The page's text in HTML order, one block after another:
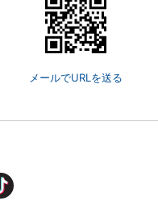
メールでURLを送る